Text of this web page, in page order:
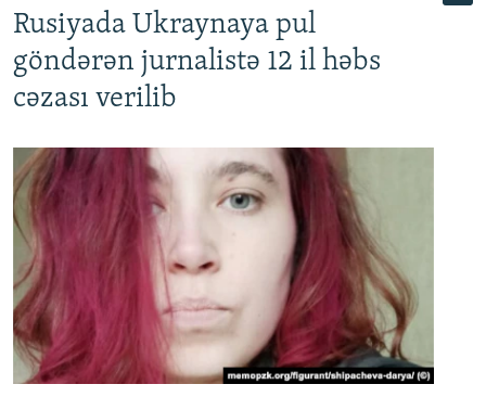
Rusiyada Ukraynaya pul
göndərən jurnalistə 12 il həbs
cəzası verilib